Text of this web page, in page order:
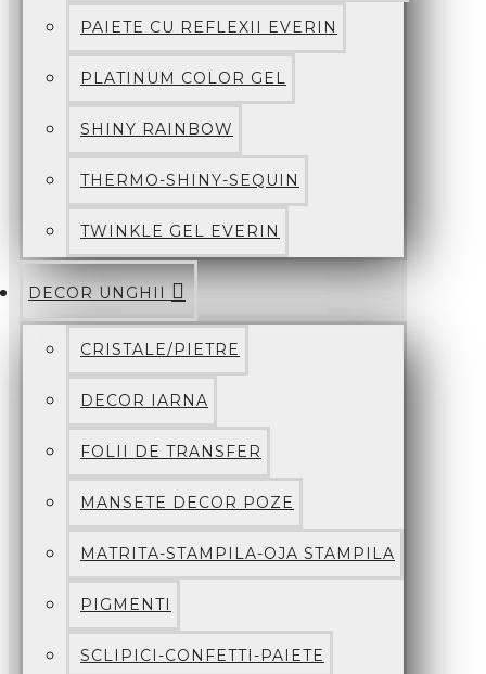
PAIETE CU REFLEXII EVERIN
PLATINUM COLOR GEL
SHINY RAINBOW
THERMO-SHINY-SEQUIN
TWINKLE GEL EVERIN
DECOR UNGHII
CRISTALE/PIETRE
DECOR IARNA
FOLII DE TRANSFER
MANSETE DECOR POZE
MATRITA-STAMPILA-OJA STAMPILA
PIGMENTI
SCLIPICI-CONFETTI-PAIETE